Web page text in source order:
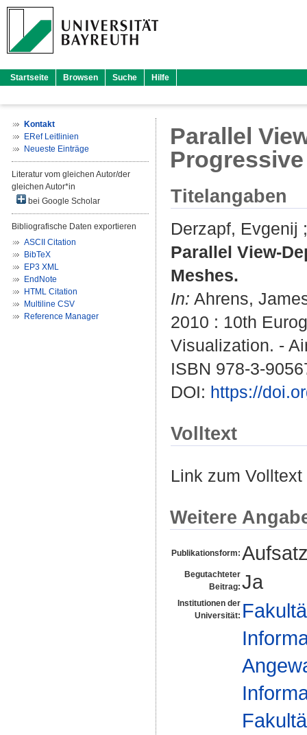
Startseite Browsen Suche Hilfe
Kontakt
ERef Leitlinien
Neueste Einträge
Literatur vom gleichen Autor/der
gleichen Autor*in
bei Google Scholar
Bibliografische Daten exportieren
ASCII Citation
BibTeX
EP3 XML
EndNote
HTML Citation
Multiline CSV
Reference Manager
Parallel
Titelangaben
Derzapf, Evgenij
Parallel View-
Meshes.
In: Ahrens,
2010 : 10th
Visualization. -
ISBN 978-3-
DOI: https://
Volltext
Link zum
Weitere
Publikationsform:
Begutachteter
Beitrag: Ja
Institutionen der
Universität: